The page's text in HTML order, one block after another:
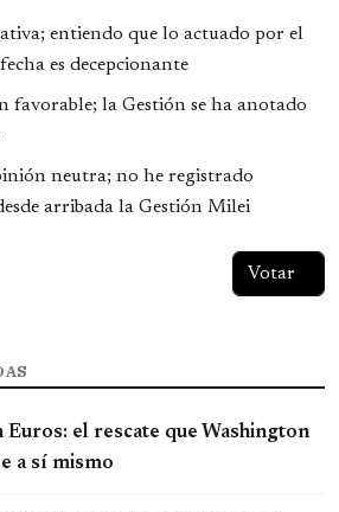
entiendo que lo actuado por el
es decepcionante
favorable; la Gestión se ha anotado
neutra; no he registrado
arribada la Gestión Milei
Euros: el rescate que Washington
a sí mismo